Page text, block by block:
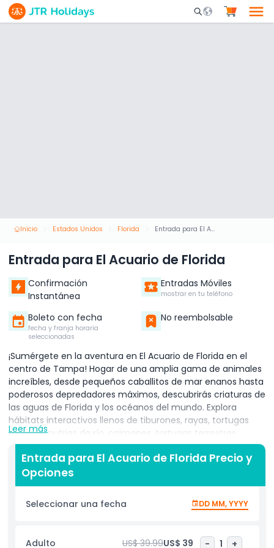
Mobile Search
Inicio Estados Unidos Florida Entrada para El Acuario de Florida
Entrada para El Acuario de Florida
Confirmación
Instantánea
Entradas Móviles
mostrar en tu teléfono
Boleto con fecha
fecha y franja horaria
seleccionadas
No reembolsable
¡Sumérgete en la aventura en El Acuario de Florida en el
centro de Tampa! Hogar de una amplia gama de animales
increíbles, desde pequeños caballitos de mar enanos hasta
poderosos depredadores máximos, descubrirás criaturas de
las aguas de Florida y los océanos del mundo. Explora
hábitats interactivos llenos de tiburones, rayas, tortugas
marinas, nutrias de río, caimanes, tortugas terrestres,
pingüinos y cientos de peces coloridos. No te pierdas la
emocionante exhibición MORPH’D, presentada por PAR,
donde puedes conocer a algunos de los animales más
singularmente adaptados del planeta como axolotes,
peces pala y la ingeniosamente camuflada rana de
excremento de pájaro. Ubicado cerca del Riverwalk de
de Florida es más que un día divertido, es una organización
Leer más
Entrada para El Acuario de Florida Precio y
Opciones
Seleccionar una fecha DD MM, YYYY
Adulto US$ 39.99US$ 39 - 1 +